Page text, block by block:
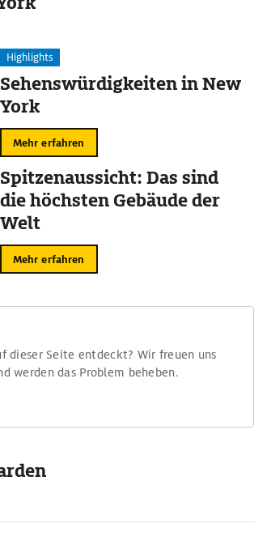
Highlights
Sehenswürdigkeiten in New
York
Mehr erfahren
Spitzenaussicht: Das sind
die höchsten Gebäude der
Welt
Mehr erfahren
dieser Seite entdeckt? Wir freuen uns
werden das Problem beheben.